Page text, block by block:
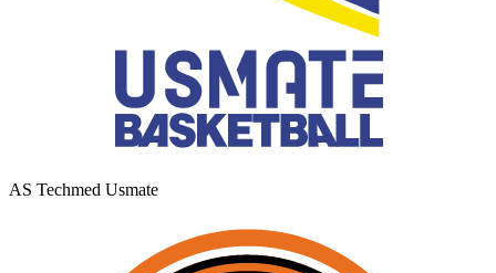
AS Techmed Usmate